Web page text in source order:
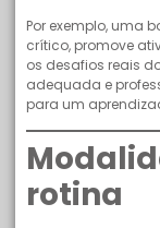
Por exemplo, uma
crítico, promove
os desafios reais
adequada e
para um
rotina